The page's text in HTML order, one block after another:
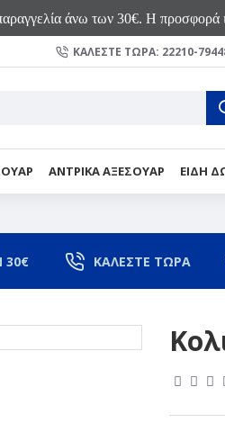
άνω των 30€. Η προσφορά
ΚΑΛΈΣΤΕ ΤΏΡΑ: 22210-
ΑΝΤΡΙΚΑ ΑΞΕΣΟΥΑΡ ΕΙΔΗ
ΚΑΛΕΣΤΕ ΤΩΡΑ